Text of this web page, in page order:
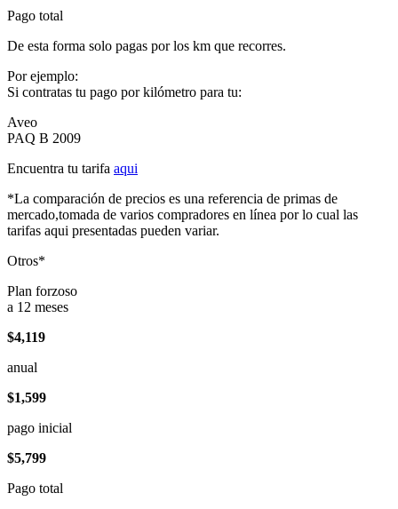
Pago total
De esta forma solo pagas por los km que recorres.
Por ejemplo:
Si contratas tu pago por kilómetro para tu:
Aveo
PAQ B 2009
Encuentra tu tarifa aqui
*La comparación de precios es una referencia de primas de
mercado,tomada de varios compradores en línea por lo cual las
tarifas aqui presentadas pueden variar.
Otros*
Plan forzoso
a 12 meses
$4,119
anual
$1,599
pago inicial
$5,799
Pago total